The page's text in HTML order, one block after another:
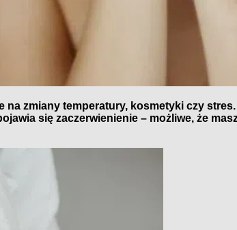
zmiany temperatury, kosmetyki czy
się zaczerwienienie – możliwe, że